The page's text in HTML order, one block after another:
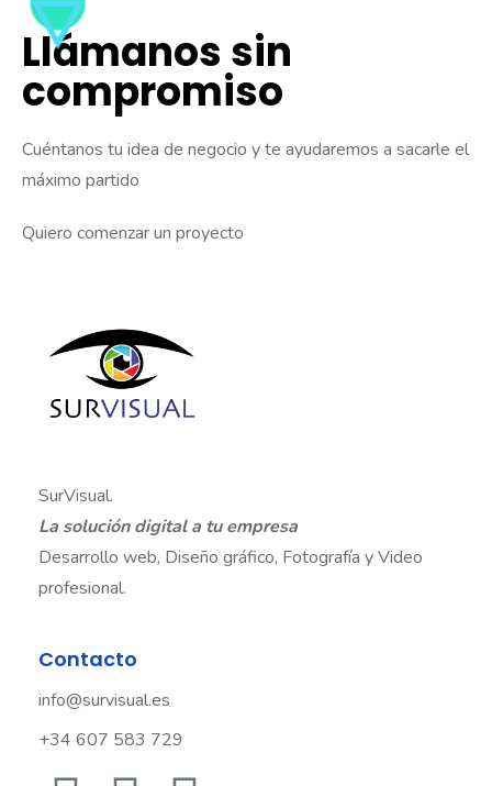
Llámanos sin
compromiso
Cuéntanos tu idea de negocio y te ayudaremos a sacarle el
máximo partido
Quiero comenzar un proyecto
SurVisual.
La solución digital a tu empresa
Desarrollo web, Diseño gráfico, Fotografía y Video
profesional.
Contacto
info@survisual.es
+34 607 583 729